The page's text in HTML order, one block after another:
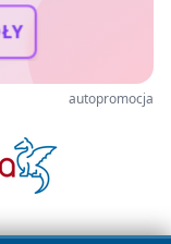
autopromocja